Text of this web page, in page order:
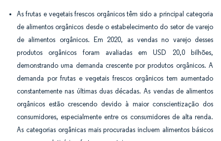
As frutas e vegetais frescos orgânicos têm sido a principal categoria
de alimentos orgânicos desde o estabelecimento do setor de varejo
de alimentos orgânicos. Em 2020, as vendas no varejo desses
produtos orgânicos foram avaliadas em USD 20,0 bilhões,
demonstrando uma demanda crescente por produtos orgânicos. A
demanda por frutas e vegetais frescos orgânicos tem aumentado
constantemente nas últimas duas décadas. As vendas de alimentos
orgânicos estão crescendo devido à maior conscientização dos
consumidores, especialmente entre os consumidores de alta renda.
As categorias orgânicas mais procuradas incluem alimentos básicos